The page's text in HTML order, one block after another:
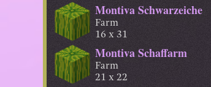
Montiva Schwarzeiche
Farm
16 x 31
Montiva Schaffarm
Farm
21 x 22